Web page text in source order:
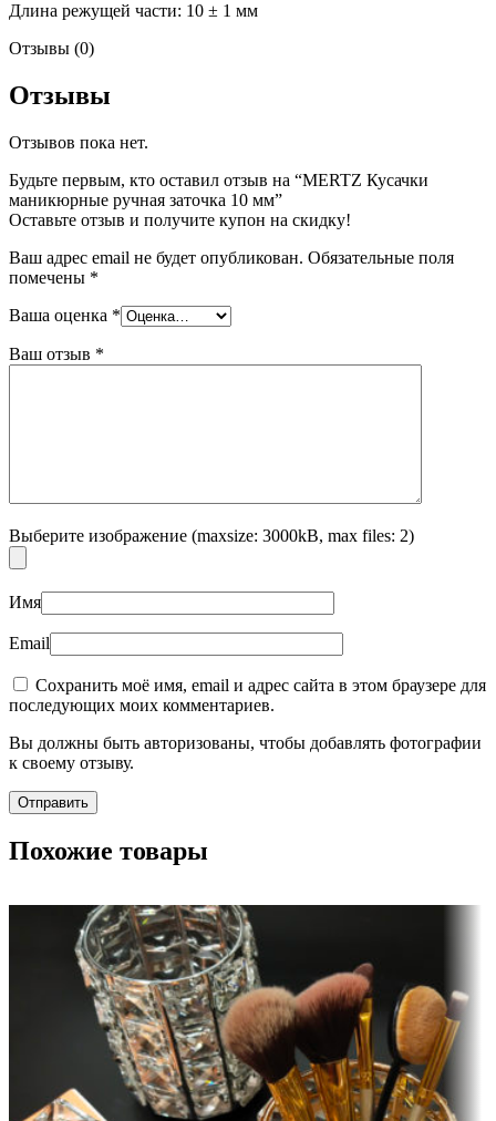
Длина режущей части: 10 ± 1 мм
Отзывы (0)
Отзывы
Отзывов пока нет.
Будьте первым, кто оставил отзыв на “MERTZ Кусачки
маникюрные ручная заточка 10 мм”
Оставьте отзыв и получите купон на скидку!
Ваш адрес email не будет опубликован. Обязательные поля
помечены *
Ваша оценка *
Ваш отзыв *
Выберите изображение (maxsize: 3000kB, max files: 2)
Имя
Email
Сохранить моё имя, email и адрес сайта в этом браузере для
последующих моих комментариев.
Вы должны быть авторизованы, чтобы добавлять фотографии
к своему отзыву.
Похожие товары